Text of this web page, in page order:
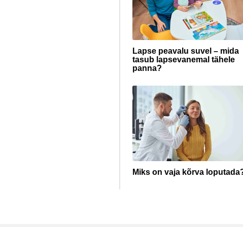
Lapse peavalu suvel – mida
tasub lapsevanemal tähele
panna?
Miks on vaja kõrva